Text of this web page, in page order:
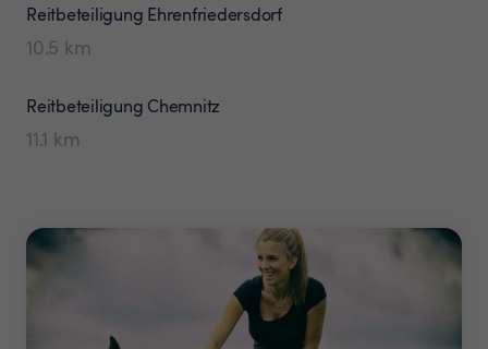
Reitbeteiligung Ehrenfriedersdorf
10.5 km
Reitbeteiligung Chemnitz
11.1 km